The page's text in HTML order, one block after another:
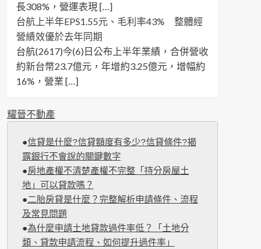
長308%，營運表現 […]
台航上半年EPS1.55元、毛利率43% 整體經
營績效優於去年同期
台航(2617)今(6)日公布上半年業績，合併營收
約新台幣23.7億元，年增約3.25億元，增幅約
16%，營業 […]
耀晉不動產
●信貸是什麼?信貸額度有多少?信貸條件?揭
露銀行不會說的關鍵數字
●房地產權不清楚產權不完整「持分房屋土
地」可以貸款嗎？
●二胎房貸是什麼？完整解析申請條件、流程
及常見問題
●為什麼申請土地貸款過件率低？「土地分
類、貸款申請流程、如何提升過件率」